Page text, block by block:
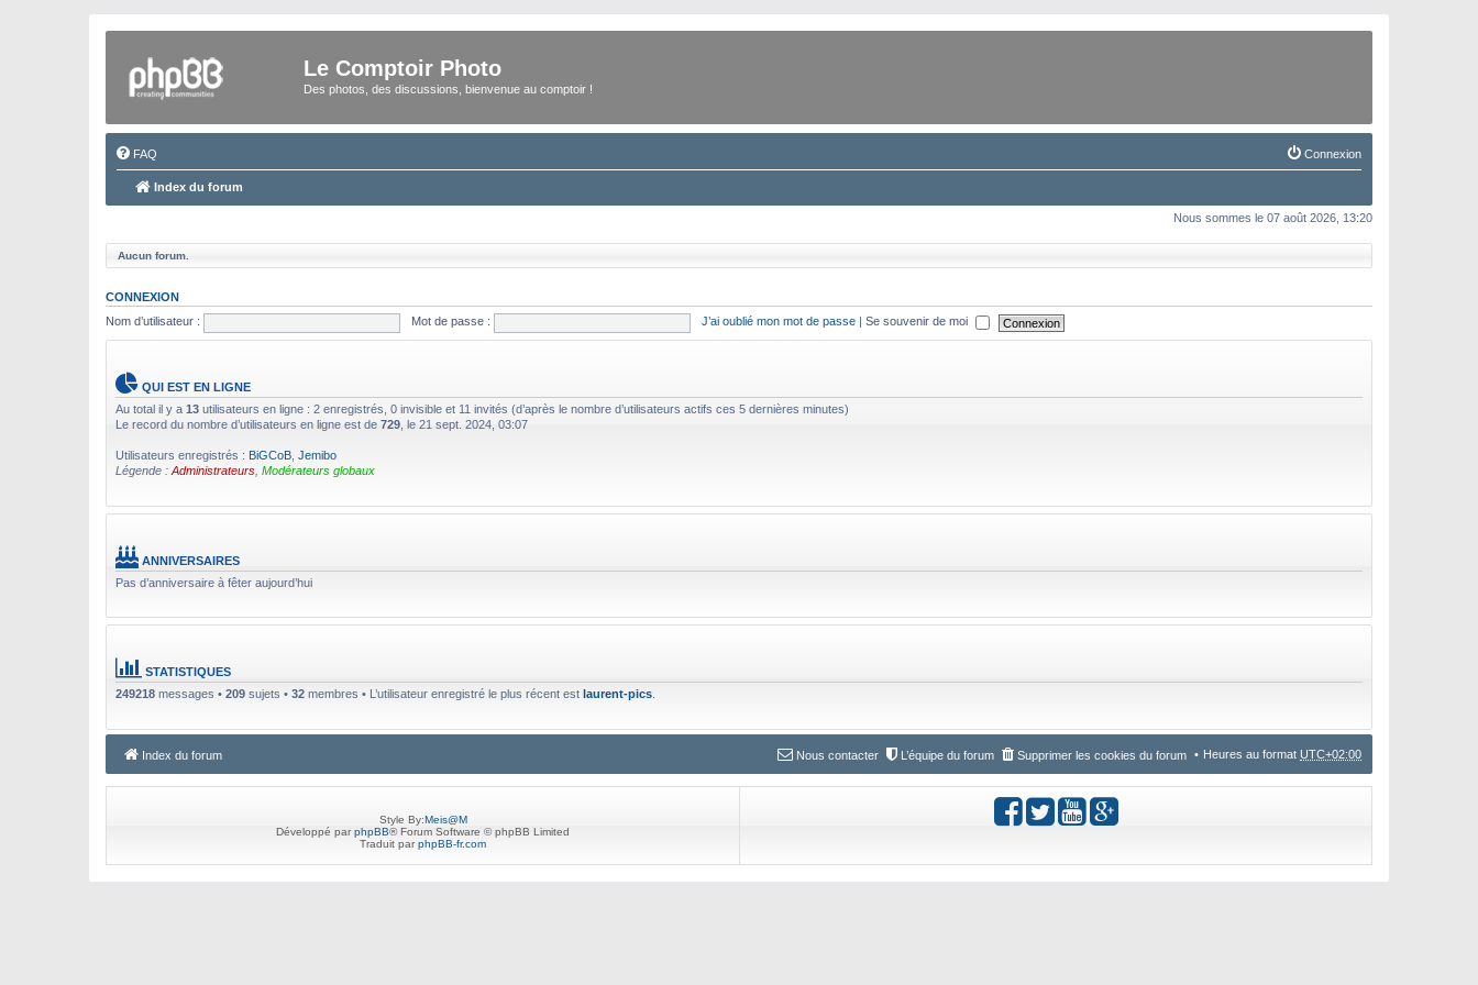
Le Comptoir Photo
Des photos, des discussions, bienvenue au comptoir !
FAQ Connexion
Index du forum
Nous sommes le 07 août 2026, 13:20
Aucun forum.
CONNEXION
Nom d’utilisateur :
Mot de passe : J’ai oublié mon mot de passe Se souvenir de moi
QUI EST EN LIGNE
Au total il y a 13 utilisateurs en ligne : 2 enregistrés, 0 invisible et 11 invités (d’après le nombre d’utilisateurs actifs ces 5 dernières minutes)
Le record du nombre d’utilisateurs en ligne est de 729 , le 21 sept. 2024, 03:07
Utilisateurs enregistrés : BiGCoB Jemibo
Légende : Administrateurs Modérateurs globaux
ANNIVERSAIRES
Pas d’anniversaire à fêter aujourd’hui
STATISTIQUES
249218 messages • 209 sujets • 32 membres • L’utilisateur enregistré le plus récent est laurent-pics
Index du forum Heures au format UTC+02:00
Supprimer les cookies du forum
L’équipe du forum
Nous contacter
Style By:Meis@M
Développé parphpBB® Forum Software © phpBB Limited
Traduit parphpBB-fr.com